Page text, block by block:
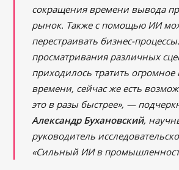
сокращения времени вывода
рынок. Также с помощью ИИ
перестраивать бизнес-
просматривания различных
приходилось тратить огромное
времени, сейчас же есть
это в разы быстрее», —
Александр Бухановский,
руководитель
«Сильный ИИ в